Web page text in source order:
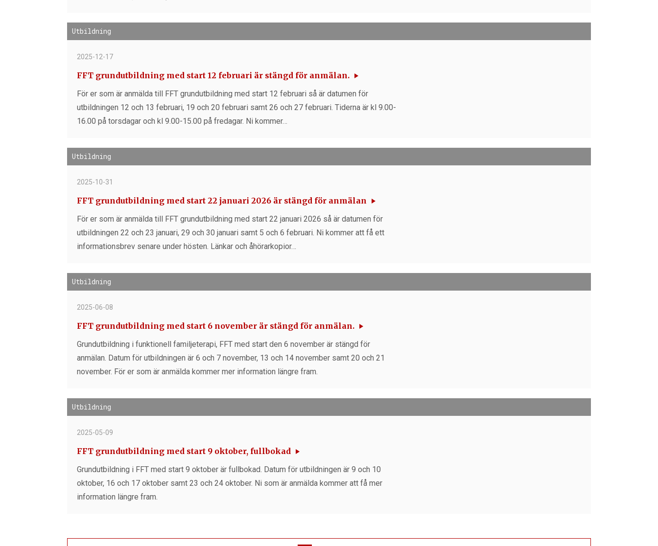
Utbildning
2025-12-17
FFT grundutbildning med start 12 februari är stängd för anmälan.
För er som är anmälda till FFT grundutbildning med start 12 februari så är datumen för
utbildningen 12 och 13 februari, 19 och 20 februari samt 26 och 27 februari. Tiderna är kl 9.00-
16.00 på torsdagar och kl 9.00-15.00 på fredagar. Ni kommer…
Utbildning
2025-10-31
FFT grundutbildning med start 22 januari 2026 är stängd för anmälan
För er som är anmälda till FFT grundutbildning med start 22 januari 2026 så är datumen för
utbildningen 22 och 23 januari, 29 och 30 januari samt 5 och 6 februari. Ni kommer att få ett
informationsbrev senare under hösten. Länkar och åhörarkopior…
Utbildning
2025-06-08
FFT grundutbildning med start 6 november är stängd för anmälan.
Grundutbildning i funktionell familjeterapi, FFT med start den 6 november är stängd för
anmälan. Datum för utbildningen är 6 och 7 november, 13 och 14 november samt 20 och 21
november. För er som är anmälda kommer mer information längre fram.
Utbildning
2025-05-09
FFT grundutbildning med start 9 oktober, fullbokad
Grundutbildning i FFT med start 9 oktober är fullbokad. Datum för utbildningen är 9 och 10
oktober, 16 och 17 oktober samt 23 och 24 oktober. Ni som är anmälda kommer att få mer
information längre fram.